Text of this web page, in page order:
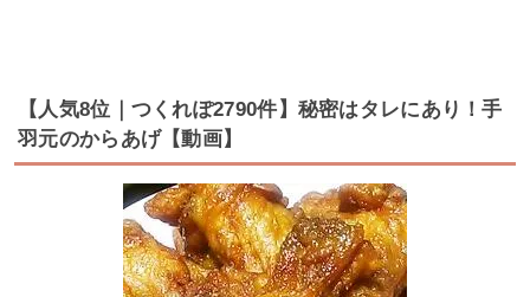
【人気8位｜つくれぽ2790件】秘密はタレにあり！手
羽元のからあげ【動画】